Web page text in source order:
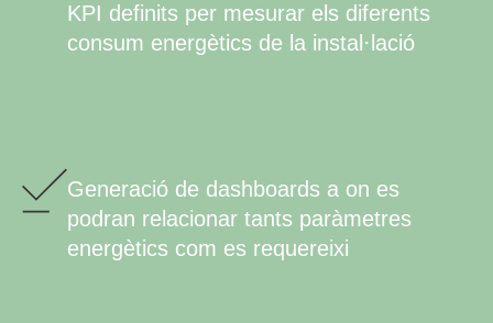
KPI definits per mesurar els diferents
consum energètics de la instal·lació
Generació de dashboards a on es
podran relacionar tants paràmetres
energètics com es requereixi